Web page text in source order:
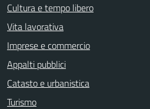
Cultura e tempo libero
Vita lavorativa
Imprese e commercio
Appalti pubblici
Catasto e urbanistica
Turismo